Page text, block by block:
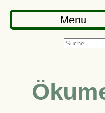
Menu